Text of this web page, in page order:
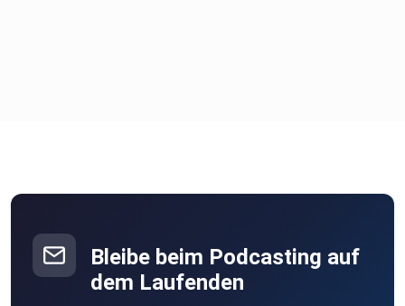
Bleibe beim Podcasting auf
dem Laufenden